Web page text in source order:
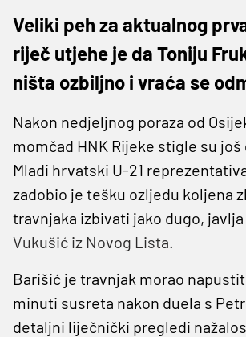
Veliki peh za aktualnog
riječ utjehe je da Toniju
ništa ozbiljno i vraća se
Nakon nedjeljnog poraza od
momčad HNK Rijeke stigle su
Mladi hrvatski U-21
zadobio je tešku ozljedu koljena
travnjaka izbivati jako dugo, javlja
Vukušić iz Novog Lista.
Barišić je travnjak morao
minuti susreta nakon duela s
detaljni liječnički pregledi